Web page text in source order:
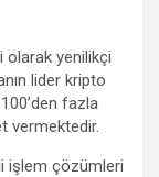
olarak yenilikçi
lider kripto
fazla
vermektedir.
işlem çözümleri